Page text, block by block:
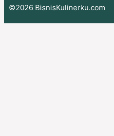
©2026 BisnisKulinerku.com